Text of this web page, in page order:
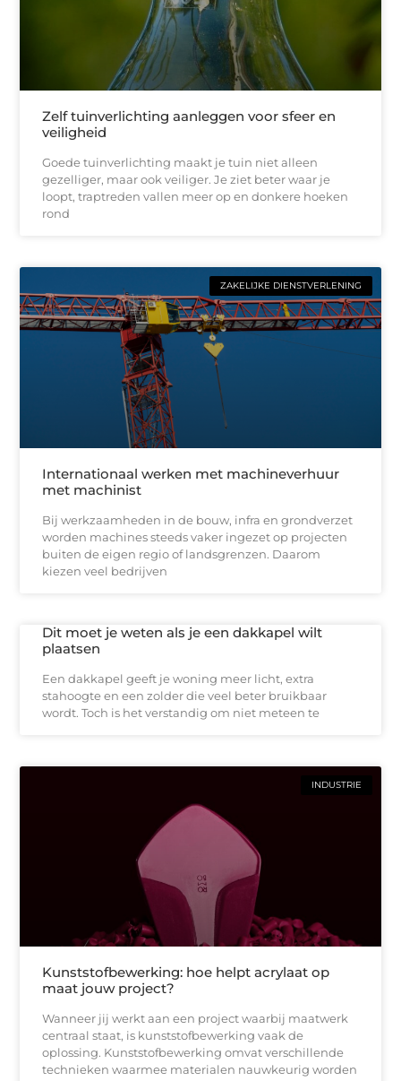
Zelf tuinverlichting aanleggen voor sfeer en
veiligheid
Goede tuinverlichting maakt je tuin niet alleen
gezelliger, maar ook veiliger. Je ziet beter waar je
loopt, traptreden vallen meer op en donkere hoeken
rond
ZAKELIJKE DIENSTVERLENING
Internationaal werken met machineverhuur
met machinist
Bij werkzaamheden in de bouw, infra en grondverzet
worden machines steeds vaker ingezet op projecten
buiten de eigen regio of landsgrenzen. Daarom
kiezen veel bedrijven
Dit moet je weten als je een dakkapel wilt
plaatsen
Een dakkapel geeft je woning meer licht, extra
stahoogte en een zolder die veel beter bruikbaar
wordt. Toch is het verstandig om niet meteen te
INDUSTRIE
Kunststofbewerking: hoe helpt acrylaat op
maat jouw project?
Wanneer jij werkt aan een project waarbij maatwerk
centraal staat, is kunststofbewerking vaak de
oplossing. Kunststofbewerking omvat verschillende
technieken waarmee materialen nauwkeurig worden